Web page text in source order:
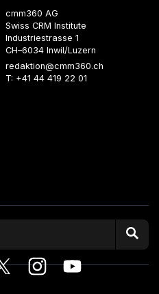
cmm360 AG
Swiss CRM Institute
Industriestrasse 1
CH–6034 Inwil/Luzern
redaktion@cmm360.ch
T: +41 44 419 22 01